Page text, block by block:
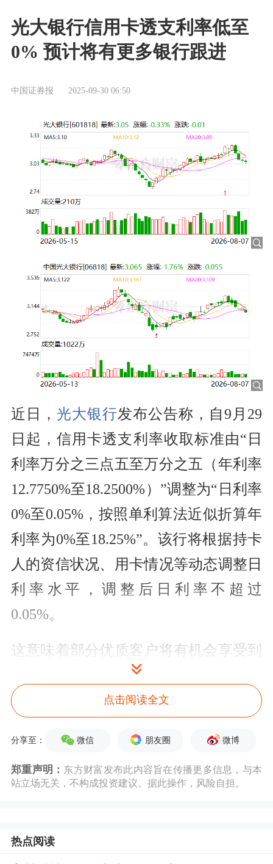
光大银行信用卡透支利率低至
0% 预计将有更多银行跟进
中国证券报 2025-09-30 06:50
近日， 光大银行发布公告称，自9月29
日起，信用卡透支利率收取标准由“日
利率万分之三点五至万分之五（年利率
12.7750%至18.2500%）”调整为“日利率
0%至0.05%，按照单利算法近似折算年
利率为0%至18.25%”。该行将根据持卡
人的资信状况、用卡情况等动态调整日
利率水平，调整后日利率不超过
0.05%。
这意味着部分优质客户将有机会享受到
0%的信用卡透支利率。
此举被视作对监管部门推动信用卡透支
利率市场化的实质性响应，业内人士认
为，透支利率差异化定价有助于增强客
户黏性，吸引优质客户，预计未来会有
推动信用卡透支利率市场化定价
点击阅读全文
分享至： 微信 朋友圈 微博
郑重声明： 东方财富发布此内容旨在传播更多信息，与本
站立场无关，不构成投资建议。据此操作，风险自担。
热点阅读